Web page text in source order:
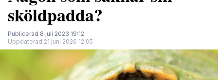
sköldpadda?
Publicerad 8 juli 2023 19:12
Uppdaterad 21 juni 2026 12:05